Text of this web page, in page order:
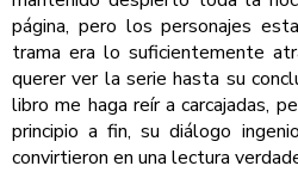
página, pero los personajes
trama era lo suficientemente
querer ver la serie hasta su
libro me haga reír a carcajadas,
principio a fin, su diálogo
convirtieron en una lectura